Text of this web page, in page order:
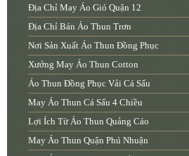
Địa Chỉ May Áo Gió Quận 12
Địa Chỉ Bán Áo Thun Trơn
Nơi Sản Xuất Áo Thun Đồng Phục
Xưởng May Áo Thun Cotton
Áo Thun Đồng Phục Vải Cá Sấu
May Áo Thun Cá Sấu 4 Chiều
Lợi Ích Từ Áo Thun Quảng Cáo
May Áo Thun Quận Phú Nhuận